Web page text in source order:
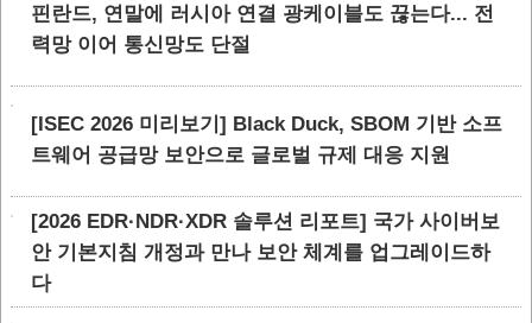
핀란드, 연말에 러시아 연결 광케이블도 끊는다... 전
력망 이어 통신망도 단절
[ISEC 2026 미리보기] Black Duck, SBOM 기반 소프
트웨어 공급망 보안으로 글로벌 규제 대응 지원
[2026 EDR·NDR·XDR 솔루션 리포트] 국가 사이버보
안 기본지침 개정과 만나 보안 체계를 업그레이드하
다